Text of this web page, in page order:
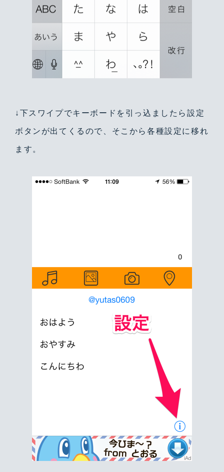
↓下スワイプでキーボードを引っ込ましたら設定
ボタンが出てくるので、そこから各種設定に移れ
ます。